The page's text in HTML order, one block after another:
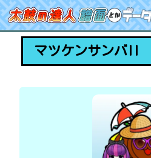
マツケンサンバII